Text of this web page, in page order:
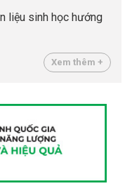
liệu sinh học hướng
Xem thêm +